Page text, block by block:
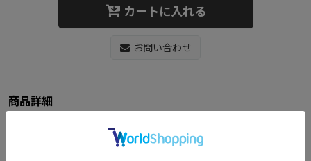
カートに入れる
お問い合わせ
商品詳細
《MATERIAL》Yak 47% Lambswool 53％